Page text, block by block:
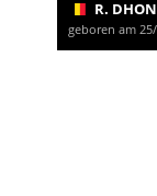
R.
geboren am